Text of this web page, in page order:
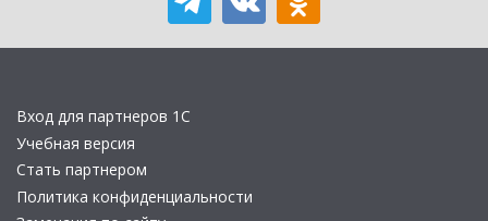
Вход для партнеров 1С
Учебная версия
Стать партнером
Политика конфиденциальности